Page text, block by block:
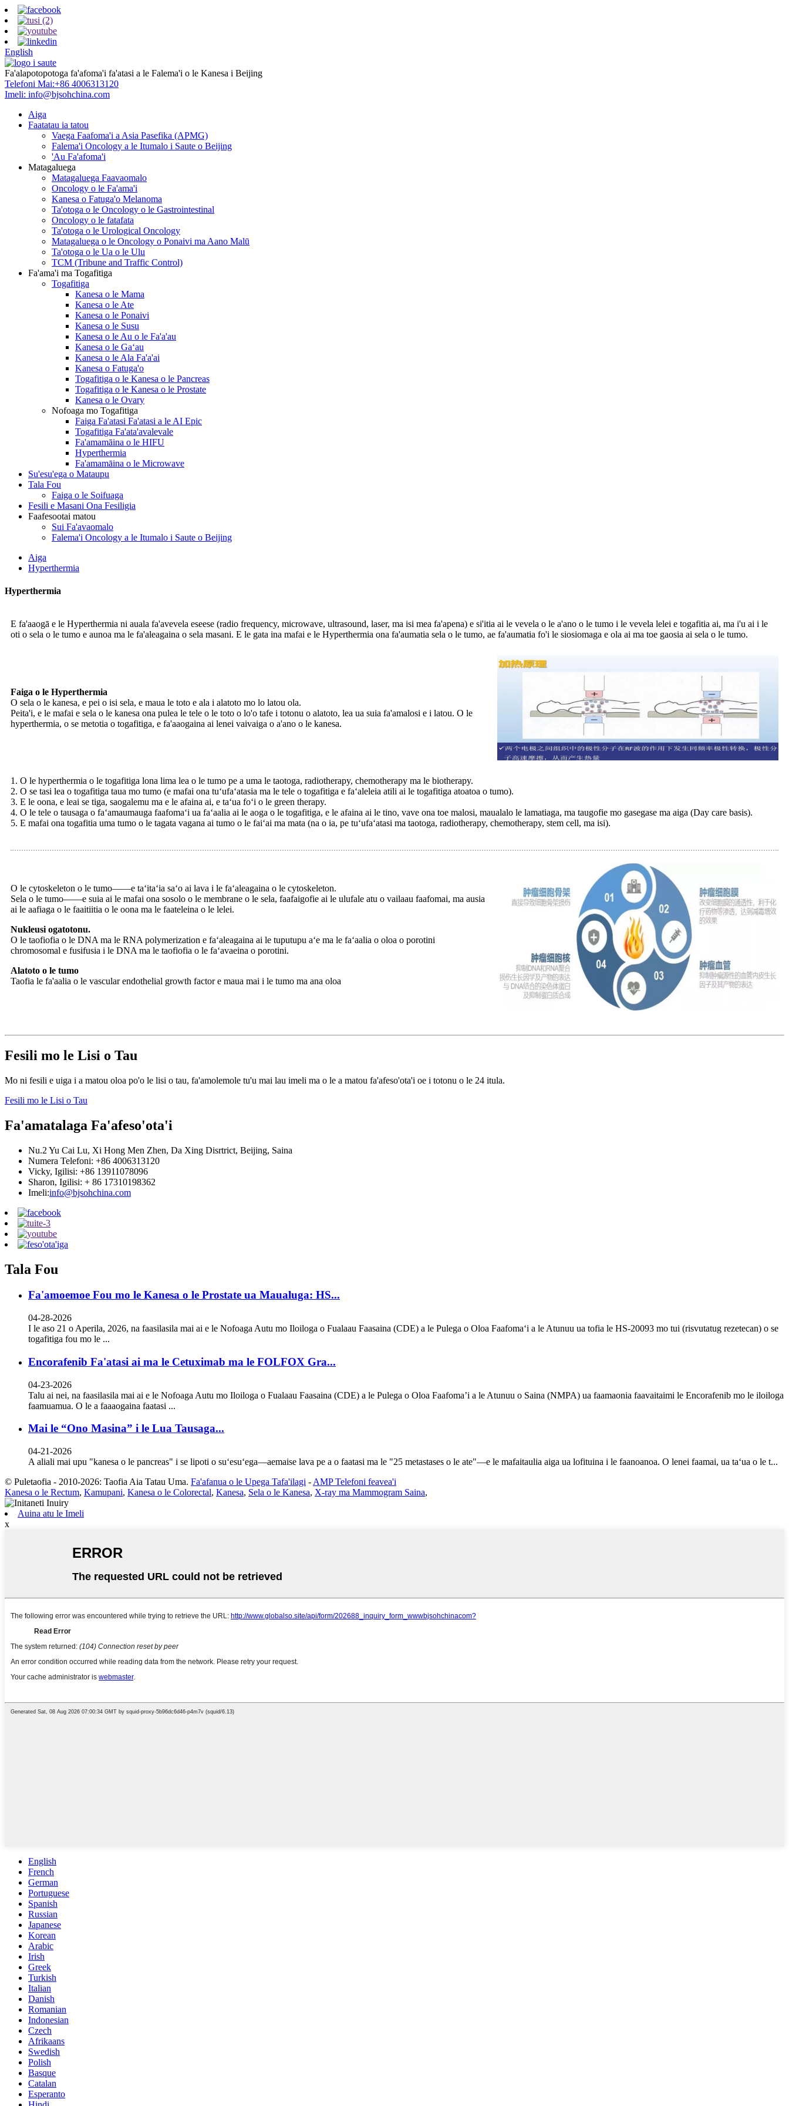
English
Fa'alapotopotoga fa'afoma'i fa'atasi a le Falema'i o le Kanesa i Beijing
Telefoni Mai:+86 4006313120
Imeli: info@bjsohchina.com
Aiga
Faatatau ia tatou
Vaega Faafoma'i a Asia Pasefika (APMG)
Falema'i Oncology a le Itumalo i Saute o Beijing
'Au Fa'afoma'i
Matagaluega
Matagaluega Faavaomalo
Oncology o le Fa'ama'i
Kanesa o Fatuga'o Melanoma
Ta'otoga o le Oncology o le Gastrointestinal
Oncology o le fatafata
Ta'otoga o le Urological Oncology
Matagaluega o le Oncology o Ponaivi ma Aano Malū
Ta'otoga o le Ua o le Ulu
TCM (Tribune and Traffic Control)
Fa'ama'i ma Togafitiga
Togafitiga
Kanesa o le Mama
Kanesa o le Ate
Kanesa o le Ponaivi
Kanesa o le Susu
Kanesa o le Au o le Fa'a'au
Kanesa o le Gaʻau
Kanesa o le Ala Fa'a'ai
Kanesa o Fatuga'o
Togafitiga o le Kanesa o le Pancreas
Togafitiga o le Kanesa o le Prostate
Kanesa o le Ovary
Nofoaga mo Togafitiga
Faiga Fa'atasi Fa'atasi a le AI Epic
Togafitiga Fa'ata'avalevale
Fa'amamāina o le HIFU
Hyperthermia
Fa'amamāina o le Microwave
Su'esu'ega o Mataupu
Tala Fou
Faiga o le Soifuaga
Fesili e Masani Ona Fesiligia
Faafesootai matou
Sui Fa'avaomalo
Falema'i Oncology a le Itumalo i Saute o Beijing
Aiga
Hyperthermia
Hyperthermia
E fa'aaogā e le Hyperthermia ni auala fa'avevela eseese (radio frequency, microwave, ultrasound, laser, ma isi mea fa'apena) e si'itia ai le vevela o le a'ano o le tumo i le vevela lelei e togafitia ai, ma i'u ai i le
oti o sela o le tumo e aunoa ma le fa'aleagaina o sela masani. E le gata ina mafai e le Hyperthermia ona fa'aumatia sela o le tumo, ae fa'aumatia fo'i le siosiomaga e ola ai ma toe gaosia ai sela o le tumo.
Faiga o le Hyperthermia
O sela o le kanesa, e pei o isi sela, e maua le toto e ala i alatoto mo lo latou ola.
Peita'i, e le mafai e sela o le kanesa ona pulea le tele o le toto o lo'o tafe i totonu o alatoto, lea ua suia fa'amalosi e i latou. O le
hyperthermia, o se metotia o togafitiga, e fa'aaogaina ai lenei vaivaiga o a'ano o le kanesa.
1. O le hyperthermia o le togafitiga lona lima lea o le tumo pe a uma le taotoga, radiotherapy, chemotherapy ma le biotherapy.
2. O se tasi lea o togafitiga taua mo tumo (e mafai ona tuʻufaʻatasia ma le tele o togafitiga e faʻaleleia atili ai le togafitiga atoatoa o tumo).
3. E le oona, e leai se tiga, saogalemu ma e le afaina ai, e taʻua foʻi o le green therapy.
4. O le tele o tausaga o faʻamaumauga faafomaʻi ua faʻaalia ai le aoga o le togafitiga, e le afaina ai le tino, vave ona toe malosi, maualalo le lamatiaga, ma taugofie mo gasegase ma aiga (Day care basis).
5. E mafai ona togafitia uma tumo o le tagata vagana ai tumo o le faiʻai ma mata (na o ia, pe tuʻufaʻatasi ma taotoga, radiotherapy, chemotherapy, stem cell, ma isi).
O le cytoskeleton o le tumo——e taʻitaʻia saʻo ai lava i le faʻaleagaina o le cytoskeleton.
Sela o le tumo——e suia ai le mafai ona sosolo o le membrane o le sela, faafaigofie ai le ulufale atu o vailaau faafomai, ma ausia
ai le aafiaga o le faaitiitia o le oona ma le faateleina o le lelei.
Nukleusi ogatotonu.
O le taofiofia o le DNA ma le RNA polymerization e faʻaleagaina ai le tuputupu aʻe ma le faʻaalia o oloa o porotini
chromosomal e fusifusia i le DNA ma le taofiofia o le faʻavaeina o porotini.
Alatoto o le tumo
Taofia le fa'aalia o le vascular endothelial growth factor e maua mai i le tumo ma ana oloa
Fesili mo le Lisi o Tau
Mo ni fesili e uiga i a matou oloa po'o le lisi o tau, fa'amolemole tu'u mai lau imeli ma o le a matou fa'afeso'ota'i oe i totonu o le 24 itula.
Fesili mo le Lisi o Tau
Fa'amatalaga Fa'afeso'ota'i
Nu.2 Yu Cai Lu, Xi Hong Men Zhen, Da Xing Disrtrict, Beijing, Saina
Numera Telefoni: +86 4006313120
Vicky, Igilisi: +86 13911078096
Sharon, Igilisi: + 86 17310198362
Imeli:info@bjsohchina.com
Tala Fou
Fa'amoemoe Fou mo le Kanesa o le Prostate ua Maualuga: HS...
04-28-2026
I le aso 21 o Aperila, 2026, na faasilasila mai ai e le Nofoaga Autu mo Iloiloga o Fualaau Faasaina (CDE) a le Pulega o Oloa Faafomaʻi a le Atunuu ua tofia le HS-20093 mo tui (risvutatug rezetecan) o se
togafitiga fou mo le ...
Encorafenib Fa'atasi ai ma le Cetuximab ma le FOLFOX Gra...
04-23-2026
Talu ai nei, na faasilasila mai ai e le Nofoaga Autu mo Iloiloga o Fualaau Faasaina (CDE) a le Pulega o Oloa Faafoma’i a le Atunuu o Saina (NMPA) ua faamaonia faavaitaimi le Encorafenib mo le iloiloga
faamuamua. O le a faaaogaina faatasi ...
Mai le “Ono Masina” i le Lua Tausaga...
04-21-2026
A aliali mai upu "kanesa o le pancreas" i se lipoti o suʻesuʻega—aemaise lava pe a o faatasi ma le "25 metastases o le ate"—e le mafaitaulia aiga ua lofituina i le faanoanoa. O lenei faamai, ua taʻua o le t...
© Puletaofia - 2010-2026: Taofia Aia Tatau Uma. Fa'afanua o le Upega Tafa'ilagi - AMP Telefoni feavea'i
Kanesa o le Rectum, Kamupani, Kanesa o le Colorectal, Kanesa, Sela o le Kanesa, X-ray ma Mammogram Saina,
Auina atu le Imeli
x
English
French
German
Portuguese
Spanish
Russian
Japanese
Korean
Arabic
Irish
Greek
Turkish
Italian
Danish
Romanian
Indonesian
Czech
Afrikaans
Swedish
Polish
Basque
Catalan
Esperanto